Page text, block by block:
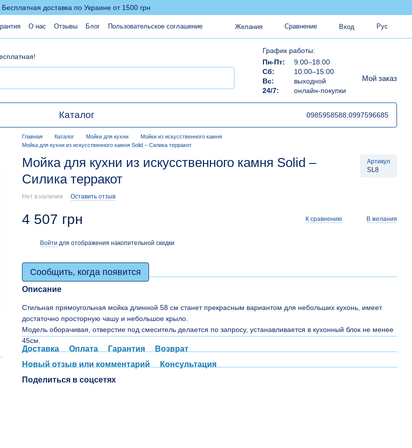
Бесплатная доставка по Украине от 1500 грн
О нас Отзывы Блог Пользовательское соглашение Желания Сравнение Вход Рус
График работы:
Пн-Пт:
9:00–18:00
Сб:
10:00–15:00
Вс:
выходной
24/7:
онлайн-покупки
Мой заказ
Каталог 0985958588, 0997596685
Главная Каталог Мойки для кухни
Мойки из искусственного камня
Мойка для кухни из искусственного камня Solid – Силика терракот
Мойка для кухни из искусственного камня Solid –
Силика терракот
Артикул
SL8
Нет в наличии Оставить отзыв
4 507 грн К сравнению В желания
Войти для отображения накопительной скидки
Сообщить, когда появится
Описание
Стильная прямоугольная мойка длинной 58 см станет прекрасным вариантом для небольших кухонь, имеет
достаточно просторную чашу и небольшое крыло.
Модель оборачивая, отверстие под смеситель делается по запросу, устанавливается в кухонный блок не менее
45см.
Доставка Оплата Гарантия
Возврат
Новый отзыв или комментарий
Консультация
Поделиться в соцсетях